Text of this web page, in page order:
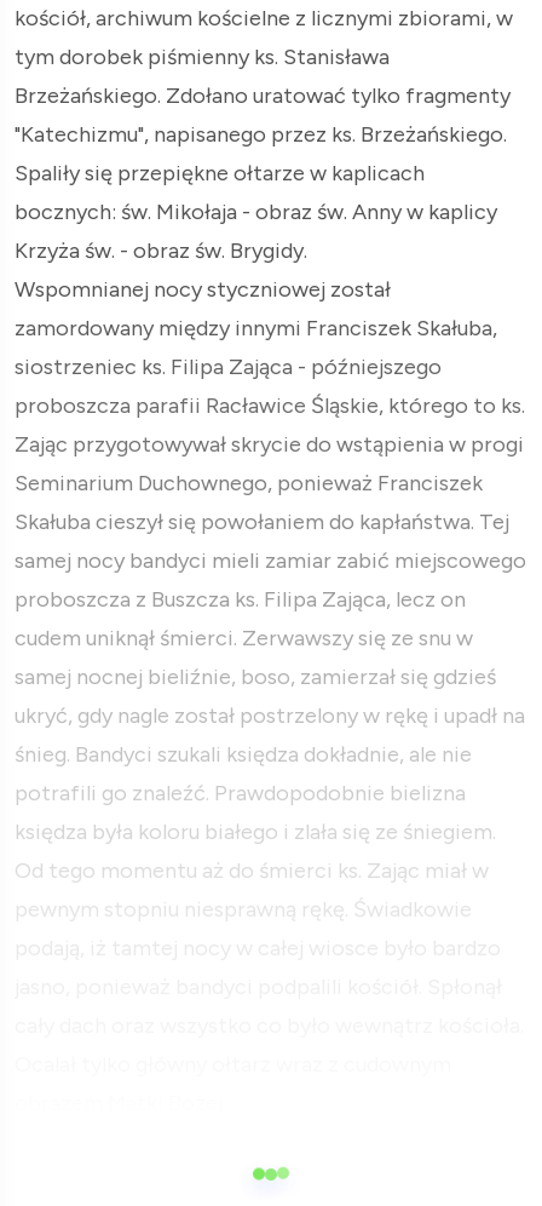
kościół, archiwum kościelne z licznymi zbiorami, w
tym dorobek piśmienny ks. Stanisława
Brzeżańskiego. Zdołano uratować tylko fragmenty
"Katechizmu", napisanego przez ks. Brzeżańskiego.
Spaliły się przepiękne ołtarze w kaplicach
bocznych: św. Mikołaja - obraz św. Anny w kaplicy
Krzyża św. - obraz św. Brygidy.
Wspomnianej nocy styczniowej został
zamordowany między innymi Franciszek Skałuba,
siostrzeniec ks. Filipa Zająca - późniejszego
proboszcza parafii Racławice Śląskie, którego to ks.
Zając przygotowywał skrycie do wstąpienia w progi
Seminarium Duchownego, ponieważ Franciszek
Skałuba cieszył się powołaniem do kapłaństwa. Tej
samej nocy bandyci mieli zamiar zabić miejscowego
proboszcza z Buszcza ks. Filipa Zająca, lecz on
cudem uniknął śmierci. Zerwawszy się ze snu w
samej nocnej bieliźnie, boso, zamierzał się gdzieś
ukryć, gdy nagle został postrzelony w rękę i upadł na
śnieg. Bandyci szukali księdza dokładnie, ale nie
potrafili go znaleźć. Prawdopodobnie bielizna
księdza była koloru białego i zlała się ze śniegiem.
Od tego momentu aż do śmierci ks. Zając miał w
pewnym stopniu niesprawną rękę. Świadkowie